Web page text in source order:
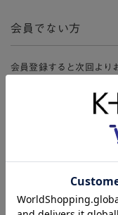
会員でない方
会員登録すると次回より
ージ、購入履歴をご利用